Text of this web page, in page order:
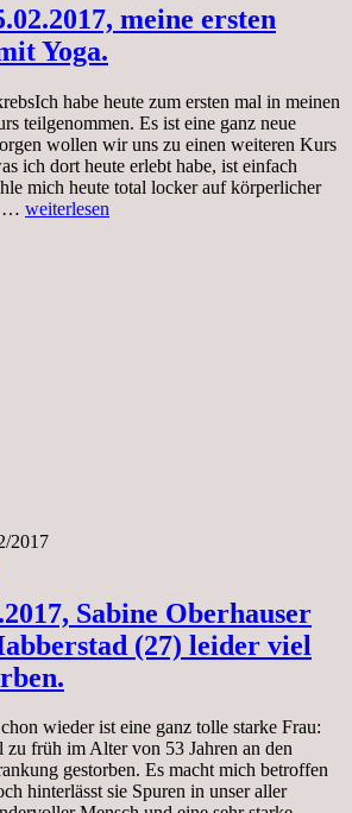
meine ersten
Yoga.
habe heute zum ersten mal in meinen
teilgenommen. Es ist eine ganz neue
wollen wir uns zu einen weiteren Kurs
ich dort heute erlebt habe, ist einfach
mich heute total locker auf körperlicher
Sonnabend,
weiterlesen
2017
Sabine Oberhauser
(27) leider viel
wieder ist eine ganz tolle starke Frau:
zu früh im Alter von 53 Jahren an den
gestorben. Es macht mich betroffen
hinterlässt sie Spuren in unser aller